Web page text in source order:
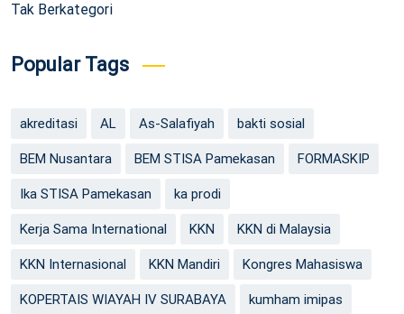
Tak Berkategori
Popular Tags
akreditasi AL As-Salafiyah bakti sosial
BEM Nusantara BEM STISA Pamekasan FORMASKIP
Ika STISA Pamekasan ka prodi
Kerja Sama International KKN KKN di Malaysia
KKN Internasional KKN Mandiri Kongres Mahasiswa
KOPERTAIS WIAYAH IV SURABAYA kumham imipas